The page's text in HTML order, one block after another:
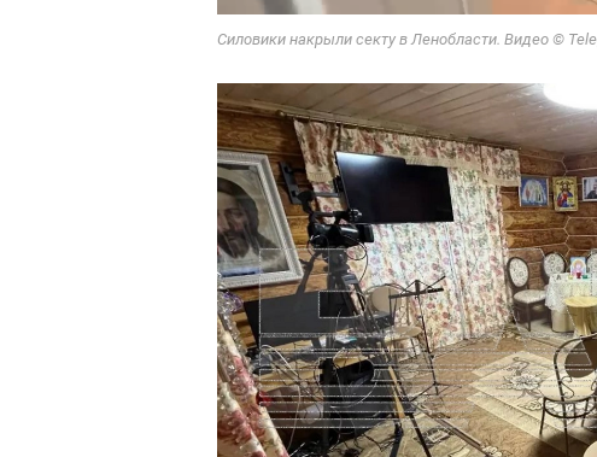
Силовики накрыли секту в Ленобласти. Видео ©